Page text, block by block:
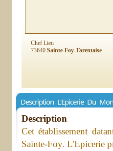
Chef Lieu
73640 Sainte-Foy-Tarentaise
Description L'Epicerie Du
Description
Cet établissement
Sainte-Foy. L'Epicerie